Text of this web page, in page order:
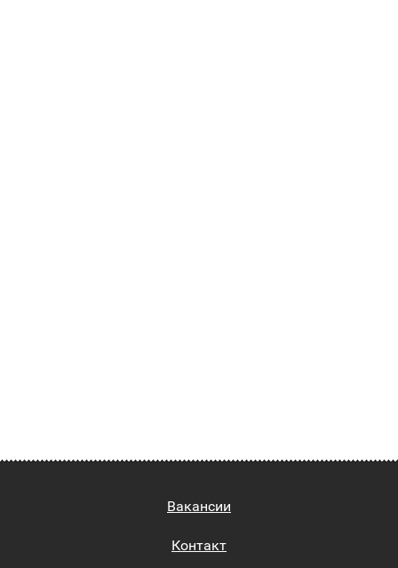
Вакансии
Контакт